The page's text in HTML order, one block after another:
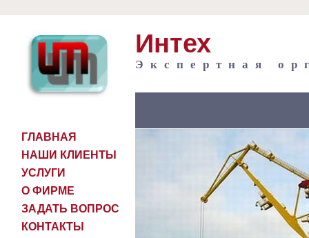
Интех
Экспертная
ГЛАВНАЯ
НАШИ КЛИЕНТЫ
УСЛУГИ
О ФИРМЕ
ЗАДАТЬ ВОПРОС
КОНТАКТЫ